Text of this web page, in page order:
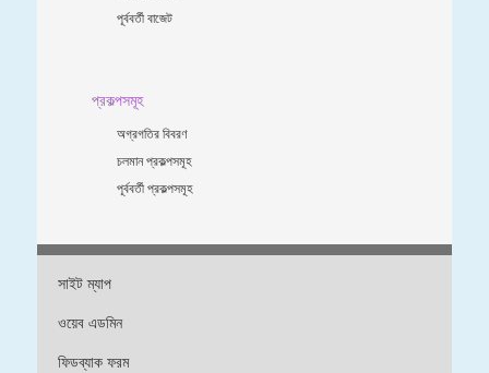
পূর্ববর্তী বাজেট
প্রকল্পসমূহ
অগ্রগতির বিবরণ
চলমান প্রকল্পসমূহ
পূর্ববর্তী প্রকল্পসমূহ
সাইট ম্যাপ
ওয়েব এডমিন
ফিডব্যাক ফরম